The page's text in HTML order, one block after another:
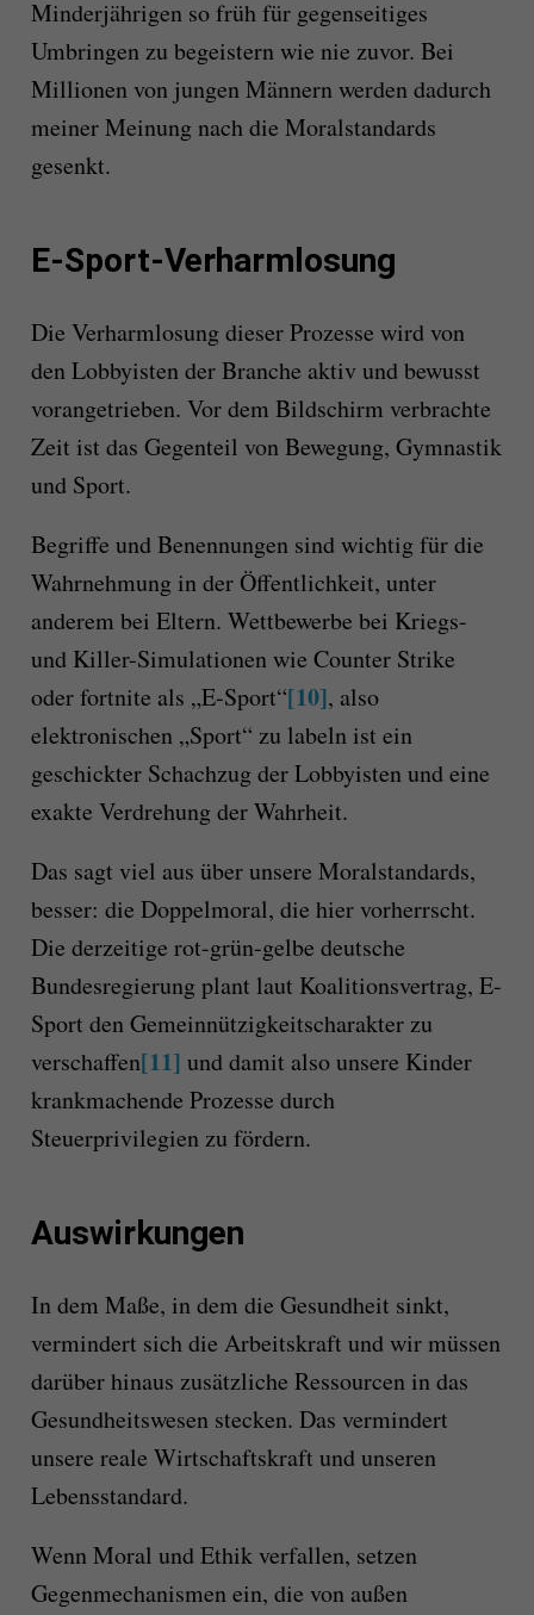
Minderjährigen so früh für gegenseitiges
Umbringen zu begeistern wie nie zuvor. Bei
Millionen von jungen Männern werden dadurch
meiner Meinung nach die Moralstandards
gesenkt.
E-Sport-Verharmlosung
Die Verharmlosung dieser Prozesse wird von
den Lobbyisten der Branche aktiv und bewusst
vorangetrieben. Vor dem Bildschirm verbrachte
Zeit ist das Gegenteil von Bewegung, Gymnastik
und Sport.
Begriffe und Benennungen sind wichtig für die
Wahrnehmung in der Öffentlichkeit, unter
anderem bei Eltern. Wettbewerbe bei Kriegs-
und Killer-Simulationen wie Counter Strike
oder fortnite als „E-Sport“[10], also
elektronischen „Sport“ zu labeln ist ein
geschickter Schachzug der Lobbyisten und eine
exakte Verdrehung der Wahrheit.
Das sagt viel aus über unsere Moralstandards,
besser: die Doppelmoral, die hier vorherrscht.
Die derzeitige rot-grün-gelbe deutsche
Bundesregierung plant laut Koalitionsvertrag, E-
Sport den Gemeinnützigkeitscharakter zu
verschaffen[11] und damit also unsere Kinder
krankmachende Prozesse durch
Steuerprivilegien zu fördern.
Auswirkungen
In dem Maße, in dem die Gesundheit sinkt,
vermindert sich die Arbeitskraft und wir müssen
darüber hinaus zusätzliche Ressourcen in das
Gesundheitswesen stecken. Das vermindert
unsere reale Wirtschaftskraft und unseren
Lebensstandard.
Wenn Moral und Ethik verfallen, setzen
Gegenmechanismen ein, die von außen